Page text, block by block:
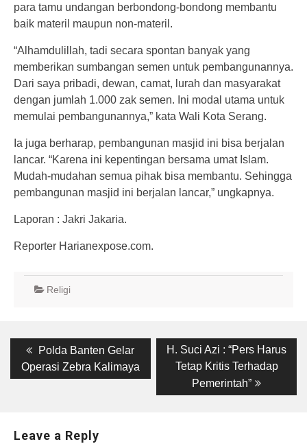
para tamu undangan berbondong-bondong membantu
baik materil maupun non-materil.
“Alhamdulillah, tadi secara spontan banyak yang
memberikan sumbangan semen untuk pembangunannya.
Dari saya pribadi, dewan, camat, lurah dan masyarakat
dengan jumlah 1.000 zak semen. Ini modal utama untuk
memulai pembangunannya,” kata Wali Kota Serang.
Ia juga berharap, pembangunan masjid ini bisa berjalan
lancar. “Karena ini kepentingan bersama umat Islam.
Mudah-mudahan semua pihak bisa membantu. Sehingga
pembangunan masjid ini berjalan lancar,” ungkapnya.
Laporan : Jakri Jakaria.
Reporter Harianexpose.com.
Religi
Post
navigation
Previous
post:
Polda Banten Gelar
Operasi Zebra Kalimaya
Next
post:
H. Suci Azi : “Pers Harus
Tetap Kritis Terhadap
Pemerintah”
Leave a Reply